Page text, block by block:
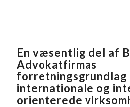
En væsentlig del af
Advokatfirmas
forretningsgrundlag
internationale og
orienterede